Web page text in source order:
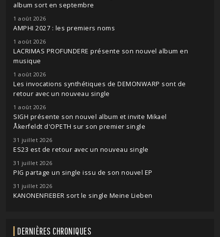
album sort en septembre
1 août 2026
AMPHI 2027 : les premiers noms
1 août 2026
LACRIMAS PROFUNDERE présente son nouvel album en
musique
1 août 2026
Les invocations synthétiques de DEMONWARP sont de
retour avec un nouveau single
1 août 2026
SIGH présente son nouvel album et invite Mikael
Åkerfeldt d'OPETH sur son premier single
31 juillet 2026
ES23 est de retour avec un nouveau single
31 juillet 2026
PIG partage un single issu de son nouvel EP
31 juillet 2026
KANONENFIEBER sort le single Meine Lieben
DERNIÈRES CHRONIQUES